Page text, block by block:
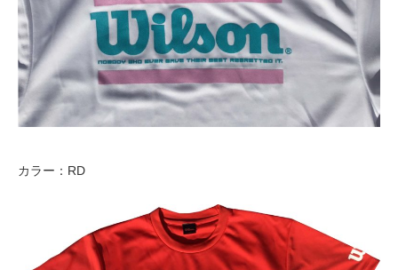
カラー：RD